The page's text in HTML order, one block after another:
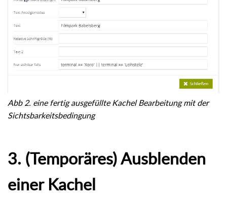
Abb 2. eine fertig ausgefüllte Kachel Bearbeitung mit der
Sichtsbarkeitsbedingung
3. (Temporäres) Ausblenden
einer Kachel